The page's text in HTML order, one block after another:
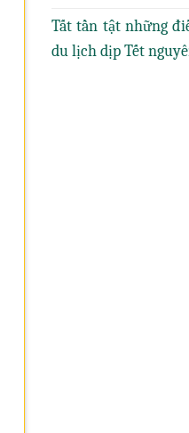
Tất tần tật những
du lịch dịp Tết